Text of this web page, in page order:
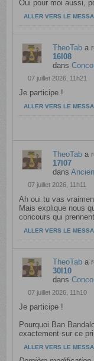
Oui pour moi aussi,
ALLER VERS LE
TheoTab a
16l08
dans
07 juillet 2026, 11h21
Je participe !
ALLER VERS LE
TheoTab a
17l07
dans
07 juillet 2026, 11h11
Ah oui tu vas
Mais explique nous
concours qui
ALLER VERS LE
TheoTab a
30l10
dans
07 juillet 2026, 11h10
Je participe !
Pourquoi Ban
exactement sur ce
ALLER VERS LE